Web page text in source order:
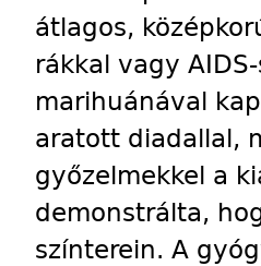
átlagos,
rákkal vagy
marihuánával
aratott diadallal,
győzelmekkel a
demonstrálta,
színterein. A